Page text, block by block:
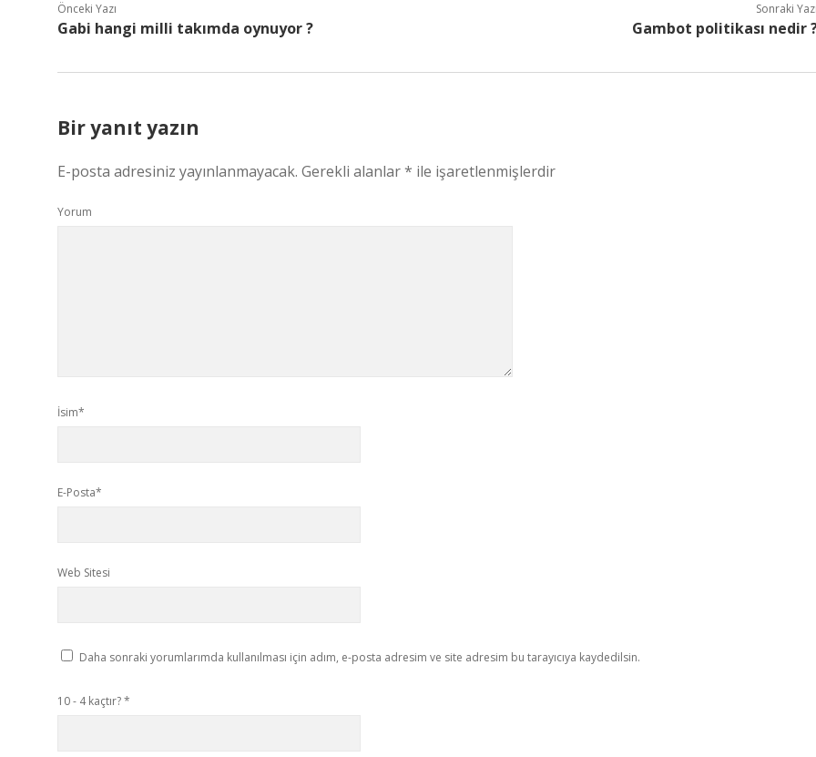
Önceki Yazı
Gabi hangi milli takımda oynuyor ?
Sonraki
Gambot politikası nedir
Bir yanıt yazın
E-posta adresiniz yayınlanmayacak. Gerekli alanlar* ile işaretlenmişlerdir
Yorum
İsim*
E-Posta*
Web Sitesi
Daha sonraki yorumlarımda kullanılması için adım, e-posta adresim ve site adresim bu tarayıcıya kaydedilsin.
10 - 4 kaçtır?*